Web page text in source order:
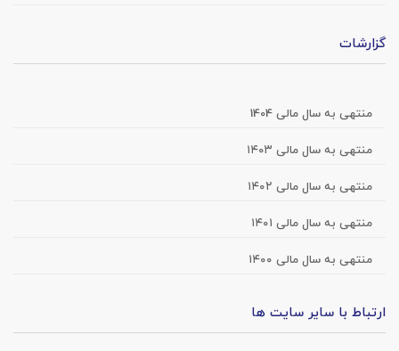
گزارشات
منتهی به سال مالی 1404
منتهی به سال مالی ۱۴۰۳
منتهی به سال مالی ۱۴۰۲
منتهی به سال مالی ۱۴۰۱
منتهی به سال مالی ۱۴۰۰
ارتباط با سایر سایت ها